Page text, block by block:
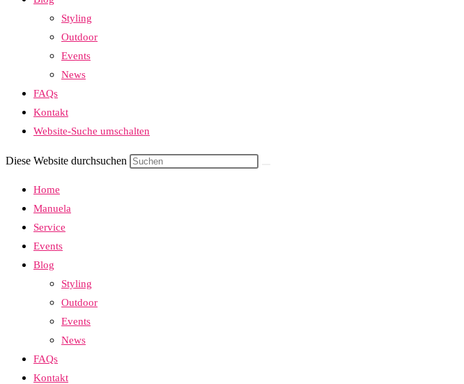
Styling
Outdoor
Events
News
FAQs
Kontakt
Website-Suche umschalten
Diese Website durchsuchen
Home
Manuela
Service
Events
Blog
Styling
Outdoor
Events
News
FAQs
Kontakt